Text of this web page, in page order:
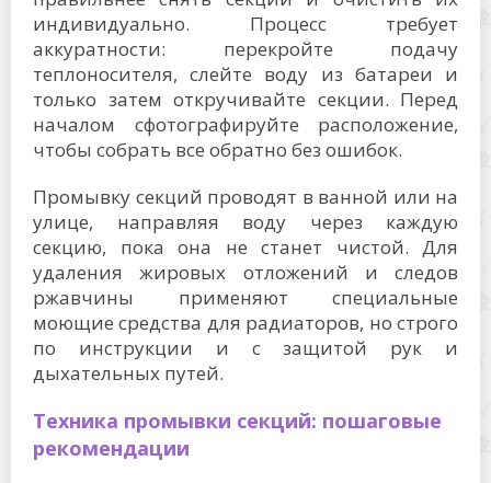
индивидуально. Процесс требует
аккуратности: перекройте подачу
теплоносителя, слейте воду из батареи и
только затем откручивайте секции. Перед
началом сфотографируйте расположение,
чтобы собрать все обратно без ошибок.
Промывку секций проводят в ванной или на
улице, направляя воду через каждую
секцию, пока она не станет чистой. Для
удаления жировых отложений и следов
ржавчины применяют специальные
моющие средства для радиаторов, но строго
по инструкции и с защитой рук и
дыхательных путей.
Техника промывки секций: пошаговые
рекомендации